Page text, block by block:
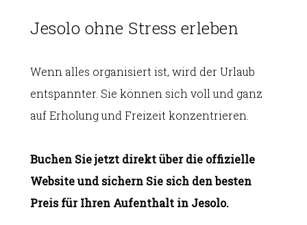
Jesolo ohne Stress erleben
Wenn alles organisiert ist, wird der Urlaub
entspannter. Sie können sich voll und ganz
auf Erholung und Freizeit konzentrieren.
Buchen Sie jetzt direkt über die offizielle
Website und sichern Sie sich den besten
Preis für Ihren Aufenthalt in Jesolo.